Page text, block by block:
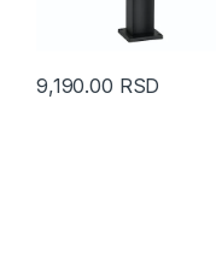
9,190.00 RSD